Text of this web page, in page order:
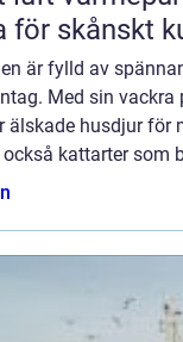
för skånskt
är fylld av
Med sin vackra
älskade husdjur för
kattarter som